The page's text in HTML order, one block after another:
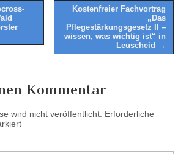
Kostenfreier Fachvortrag
„Das
Pflegestärkungsgesetz II –
wissen, was wichtig ist“ in
Leuscheid →
Kommentar
wird nicht veröffentlicht. Erforderliche